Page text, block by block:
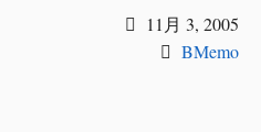
11月 3, 2005
BMemo